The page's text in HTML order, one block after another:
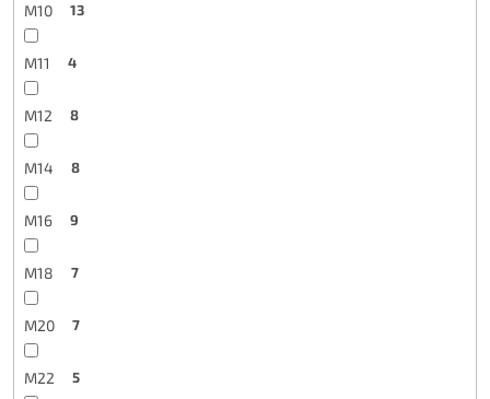
M10 13
M11 4
M12 8
M14 8
M16 9
M18 7
M20 7
M22 5